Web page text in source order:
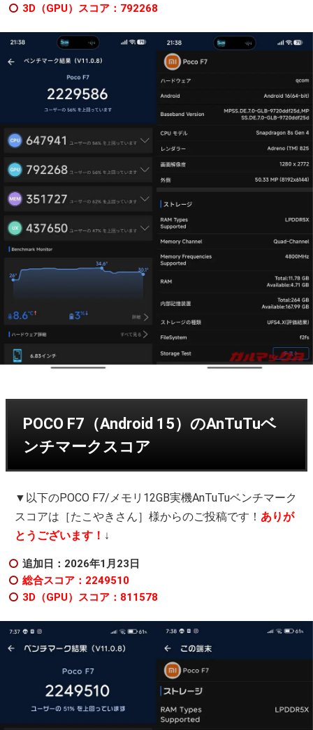
3D（GPU）スコア：792268
POCO F7（Android 15）のAnTuTuベ
ンチマークスコア
▼以下のPOCO F7/メモリ12GB実機AnTuTuベンチマーク
スコアは［たこやきさん］様からのご投稿です！ ありが
とうございます！ ↓
追加日：2026年1 月23日
総合スコア：2249510
3D（GPU）スコア：811578